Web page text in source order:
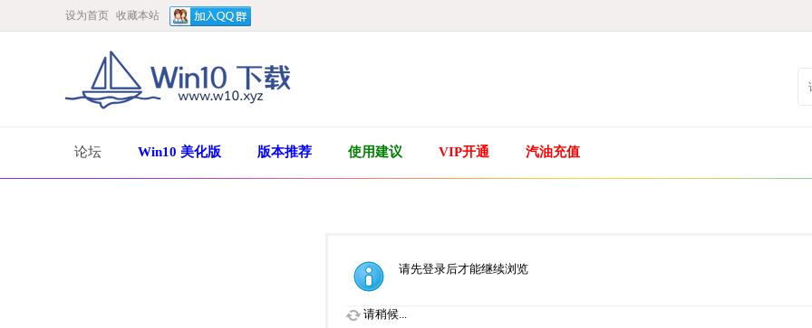
设为首页 收藏本站
论坛 Win10 美化版 版本推荐 使用建议 VIP开通 汽油充值
请先登录后才能继续浏览
请稍候...